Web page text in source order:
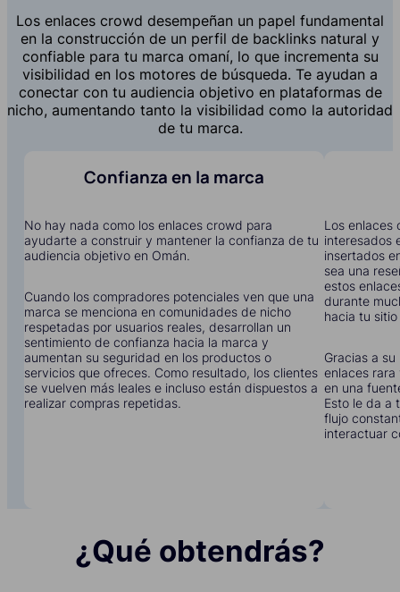
Los enlaces crowd desempeñan un papel fundamental
en la construcción de un perfil de backlinks natural y
confiable para tu marca omaní, lo que incrementa su
visibilidad en los motores de búsqueda. Te ayudan a
conectar con tu audiencia objetivo en plataformas de
nicho, aumentando tanto la visibilidad como la autoridad
de tu marca.
Confianza en la marca
No hay nada como los enlaces crowd para
ayudarte a construir y mantener la confianza de tu
audiencia objetivo en Omán.
Cuando los compradores potenciales ven que una
marca se menciona en comunidades de nicho
respetadas por usuarios reales, desarrollan un
sentimiento de confianza hacia la marca y
aumentan su seguridad en los productos o
servicios que ofreces. Como resultado, los clientes
se vuelven más leales e incluso están dispuestos a
realizar compras repetidas.
Los enlaces
interesados
insertados
sea una
estos
durante
hacia tu
Gracias a
enlaces rara
en una
Esto le da a
flujo
interactuar
¿Qué obtendrás?